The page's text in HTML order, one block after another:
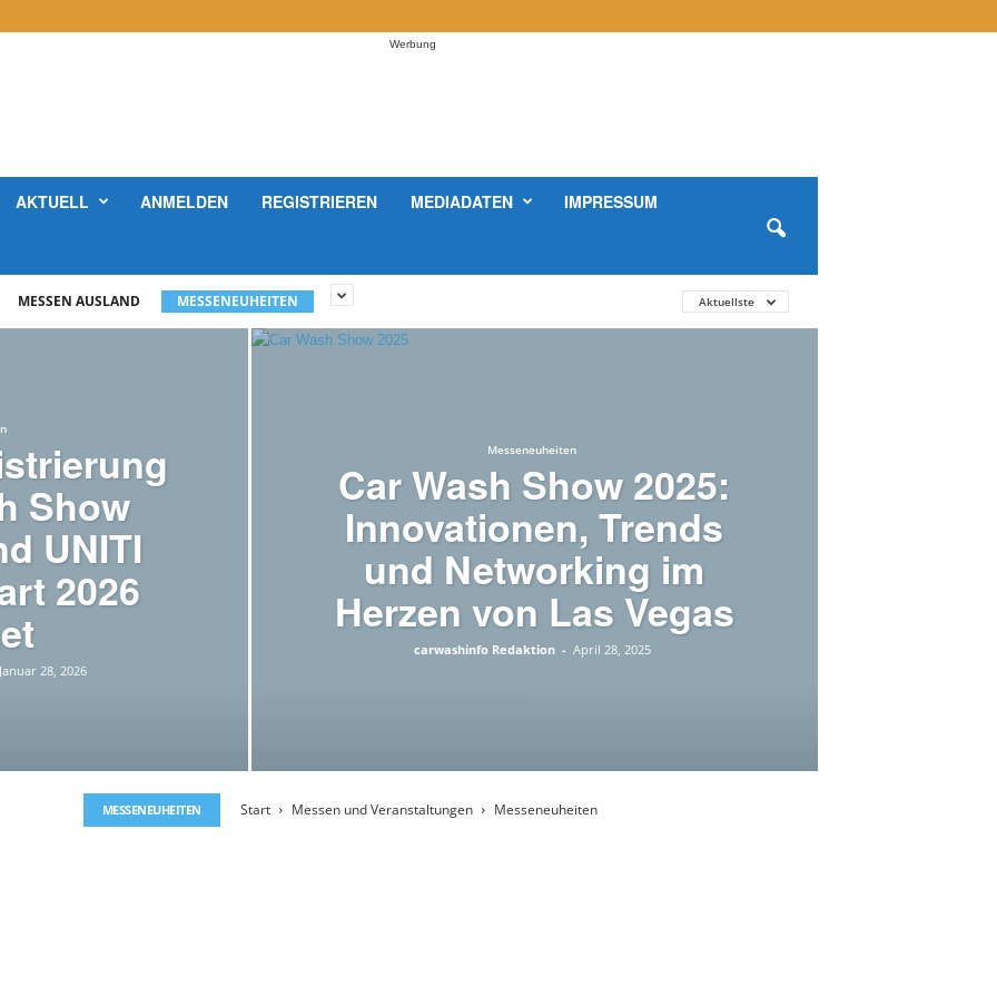
Werbung
AKTUELL ANMELDEN REGISTRIEREN MEDIADATEN IMPRESSUM
MESSEN AUSLAND MESSENEUHEITEN Aktuellste
Show
UNITI
2026
Januar 28, 2026
Messeneuheiten
Car Wash Show 2025:
Innovationen, Trends
und Networking im
Herzen von Las Vegas
carwashinfo Redaktion - April 28, 2025
MESSENEUHEITEN Start Messen und Veranstaltungen Messeneuheiten